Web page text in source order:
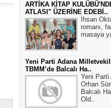
ARTİKA KİTAP
ATLASI" ÜZERİNE EDEBİ..
İhsan
romanı,
masaya
Yeni Parti Adana
TBMM’de Balcalı Ha..
Yeni Parti
Orhan
Balcalı
Old..